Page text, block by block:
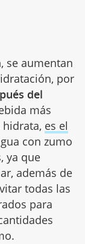
se aumentan
por
del
más
es el
con zumo
ya que
además de
todas las
para